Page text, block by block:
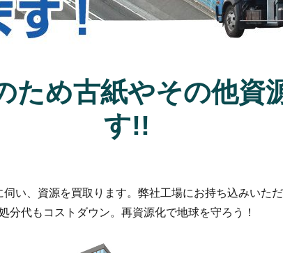
ため古紙やその他資
す!!
伺い、資源を買取ります。弊社工場にお持ち込みいた
分代もコストダウン。再資源化で地球を守ろう！